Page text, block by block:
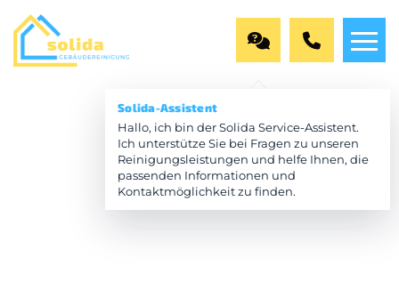
Solida-Assistent
Hallo, ich bin der Solida Service-Assistent.
Ich unterstütze Sie bei Fragen zu unseren
Reinigungsleistungen und helfe Ihnen, die
passenden Informationen und
Kontaktmöglichkeit zu finden.